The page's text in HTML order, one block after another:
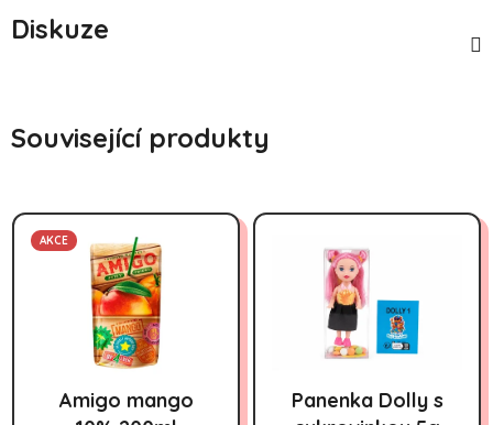
Diskuze
Související produkty
AKCE
Amigo mango
Panenka Dolly s